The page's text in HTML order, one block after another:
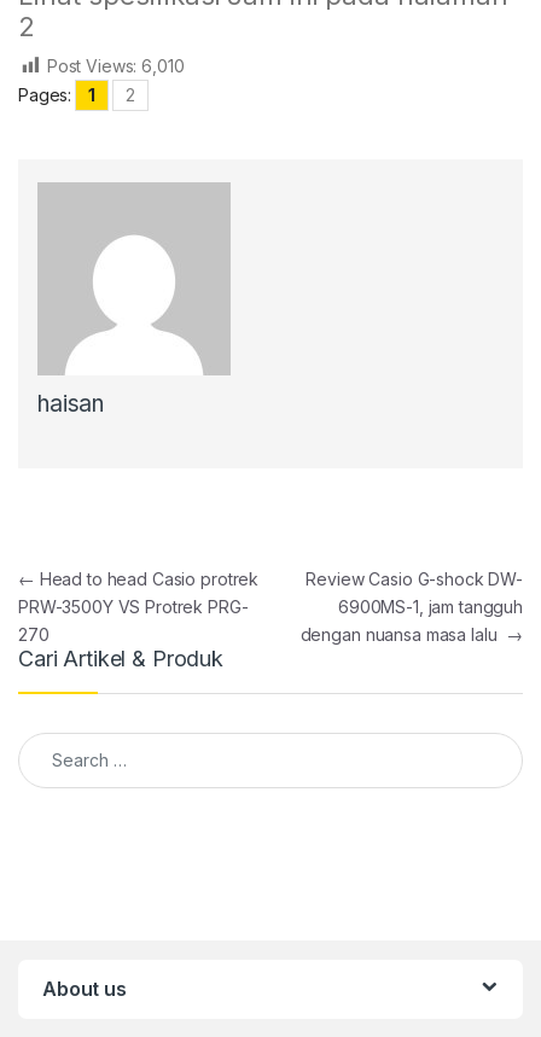
2
Post Views: 6,010
Pages:
1 2
haisan
Post navigation
← Head to head Casio protrek
PRW-3500Y VS Protrek PRG-
270
Review Casio G-shock DW-
6900MS-1, jam tangguh
dengan nuansa masa lalu →
Cari Artikel & Produk
Search for:
About us